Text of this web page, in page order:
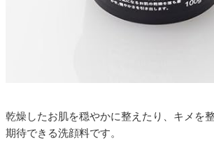
乾燥したお肌を穏やかに整えたり、キメを
期待できる洗顔料です。